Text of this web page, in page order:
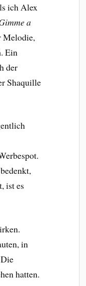
ich Alex
a
Melodie,
Ein
der
Shaquille
ist es
in
hatten.